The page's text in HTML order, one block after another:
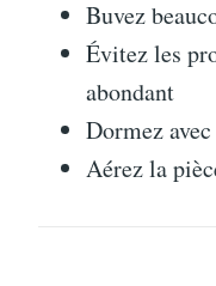
Buvez
Évitez les
abondant
Dormez
Aérez la